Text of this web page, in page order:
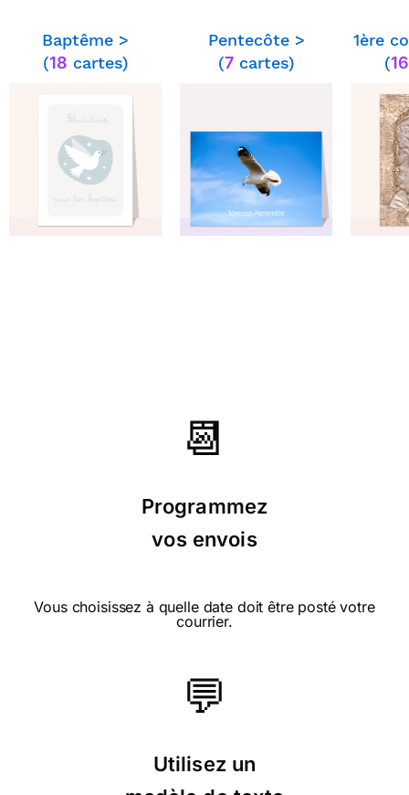
internet et doivent recevoir une
carte postale par courrier merci
en core pour eux d y avoir pensé
⭐⭐⭐⭐ le 02/01/17 : Elle exprime ce
que je ressentais
Baptême >
(18 cartes)
Pentecôte >
(7cartes)
1ère
(16
📆
Programmez
vos envois
Vous choisissez à quelle date doit être posté votre
courrier.
💬
Utilisez un